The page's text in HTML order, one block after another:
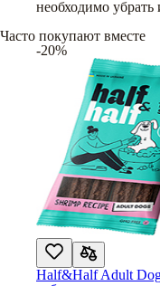
необходимо
Часто покупают вместе
-20%
Half&Half Adult